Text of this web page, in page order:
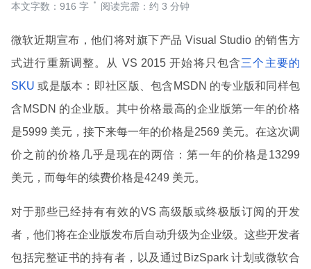
本文字数：916 字 阅读完需：约 3 分钟
微软近期宣布，他们将对旗下产品 Visual Studio 的销售方
式进行重新调整。从 VS 2015 开始将只包含三个主要的
SKU或是版本：即社区版、包含MSDN 的专业版和同样包
含MSDN 的企业版。其中价格最高的企业版第一年的价格
是5999 美元，接下来每一年的价格是2569 美元。在这次调
价之前的价格几乎是现在的两倍：第一年的价格是13299
美元，而每年的续费价格是4249 美元。
对于那些已经持有有效的VS 高级版或终极版订阅的开发
者，他们将在企业版发布后自动升级为企业级。这些开发者
包括完整证书的持有者，以及通过BizSpark 计划或微软合